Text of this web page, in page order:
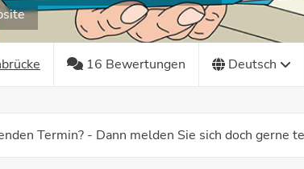
16 Bewertungen Deutsch
Termin? - Dann melden Sie sich doch